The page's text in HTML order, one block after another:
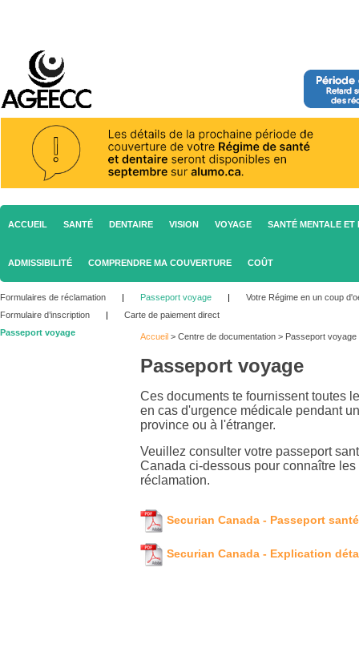
ACCUEIL SANTÉ DENTAIRE VISION VOYAGE SANTÉ MENTALE ET
ADMISSIBILITÉ COMPRENDRE MA COUVERTURE COÛT
Formulaires de réclamation | Passeport voyage |
Votre Régime en un coup
Formulaire d’inscription
|
Carte de paiement direct
Passeport voyage
Accueil > Centre de documentation > Passeport voyage
Passeport voyage
Ces documents te fournissent toutes
en cas d'urgence médicale pendant
province ou à l'étranger.
Veuillez consulter votre passeport
Canada ci-dessous pour connaître
réclamation.
Securian Canada - Passeport
Securian Canada - Explication